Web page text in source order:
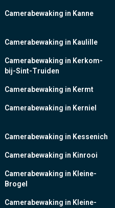
Camerabewaking in Kanne
Camerabewaking in Kaulille
Camerabewaking in Kerkom-
bij-Sint-Truiden
Camerabewaking in Kermt
Camerabewaking in Kerniel
Camerabewaking in Kessenich
Camerabewaking in Kinrooi
Camerabewaking in Kleine-
Brogel
Camerabewaking in Kleine-